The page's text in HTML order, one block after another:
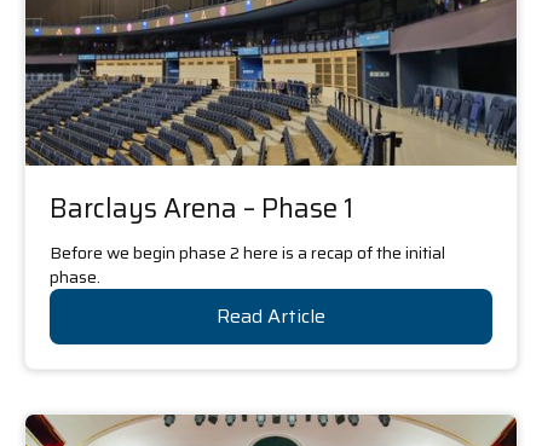
Barclays Arena – Phase 1
Before we begin phase 2 here is a recap of the initial
phase.
Read Article